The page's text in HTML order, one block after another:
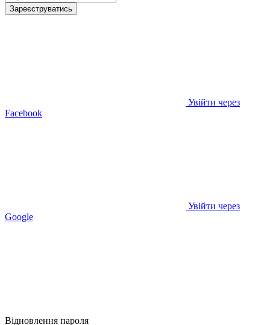
Зареєструватись
Увійти через
Facebook
Увійти через
Google
Відновлення пароля